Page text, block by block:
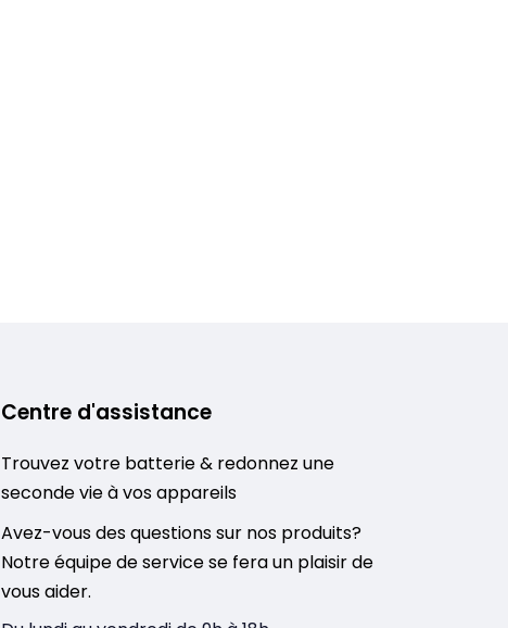
Centre d'assistance
Trouvez votre batterie & redonnez une
seconde vie à vos appareils
Avez-vous des questions sur nos produits?
Notre équipe de service se fera un plaisir de
vous aider.